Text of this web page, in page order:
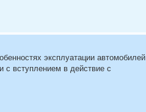
эксплуатации автомобилей
вступлением в действие с